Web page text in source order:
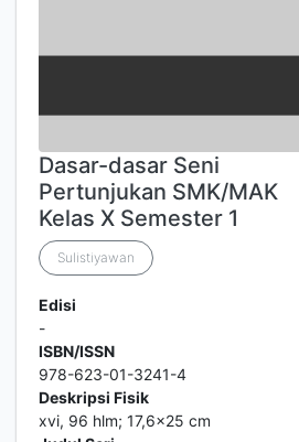
Dasar-dasar Seni
Pertunjukan SMK/MAK
Kelas X Semester 1
Sulistiyawan
Edisi
-
ISBN/ISSN
978-623-01-3241-4
Deskripsi Fisik
xvi, 96 hlm; 17,6x25 cm